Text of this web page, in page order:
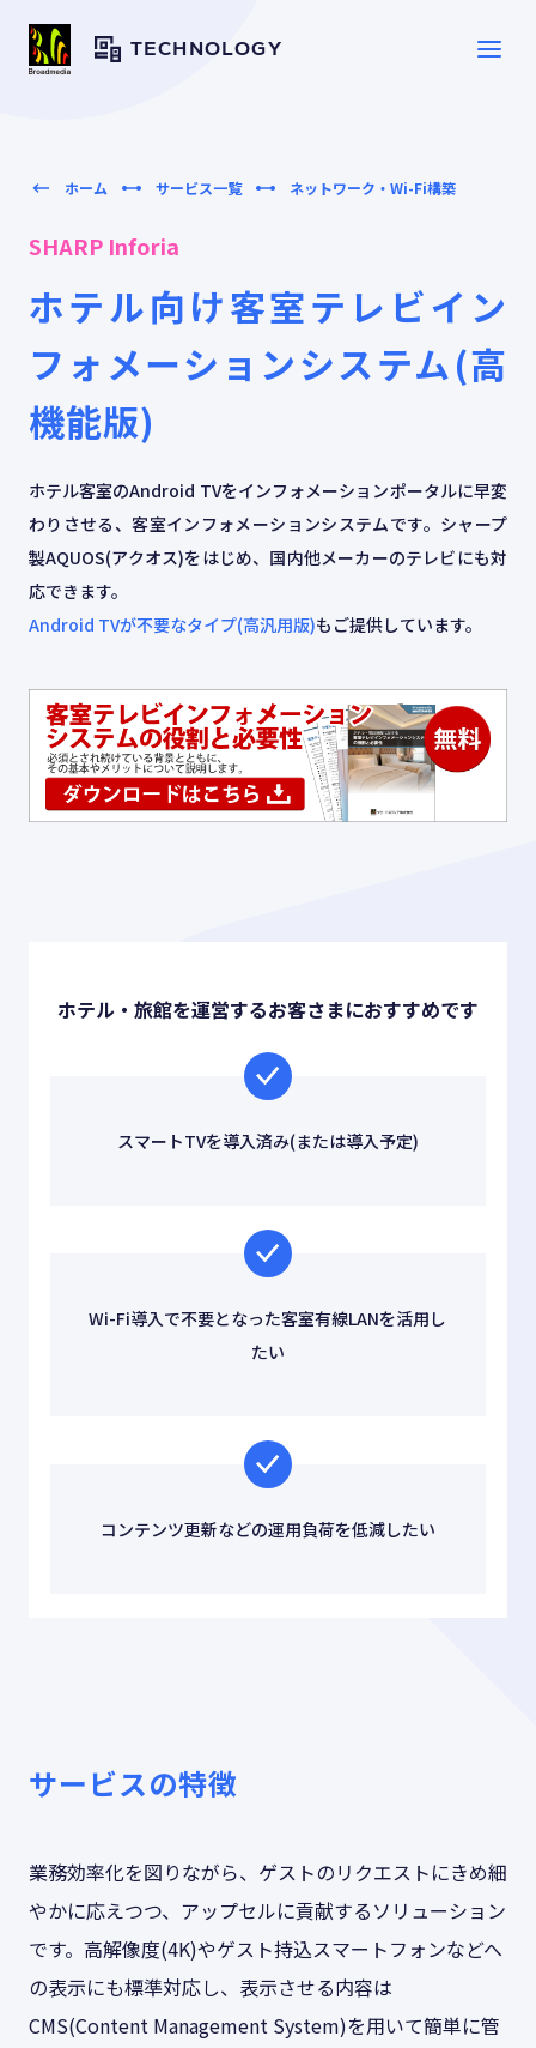
TECHNOLOGY
サービス一覧
導入事例
RESOURCES
お役立ち情報
ABOUT US
事業紹介
資料請求・お問い合わせ
ホーム サービス一覧 ネットワーク・Wi-Fi構築
SHARP Inforia
ホテル向け客室テレビイン
フォメーションシステム(高
機能版)
ホテル客室のAndroid TVをインフォメーションポータルに早変
わりさせる、客室インフォメーションシステムです。シャープ
製AQUOS(アクオス)をはじめ、国内他メーカーのテレビにも対
応できます。
Android TVが不要なタイプ(高汎用版)もご提供しています。
ホテル・旅館を運営するお客さまにおすすめです
スマートTVを導入済み(または導入予定)
Wi-Fi導入で不要となった客室有線LANを活用し
たい
コンテンツ更新などの運用負荷を低減したい
サービスの特徴
業務効率化を図りながら、ゲストのリクエストにきめ細
やかに応えつつ、アップセルに貢献するソリューション
です。高解像度(4K)やゲスト持込スマートフォンなどへ
の表示にも標準対応し、表示させる内容は
CMS(Content Management System)を用いて簡単に管